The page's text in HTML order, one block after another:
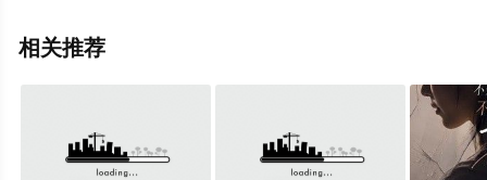
相关推荐